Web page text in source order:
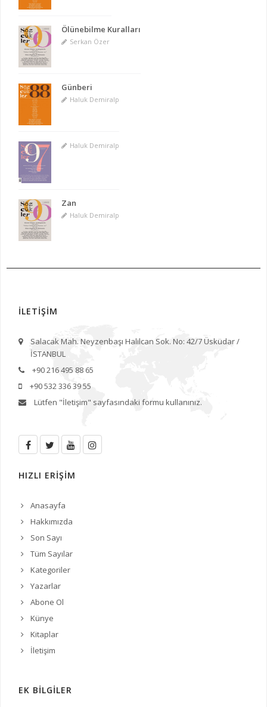
Ölünebilme Kuralları
Serkan Özer
Günberi
Haluk Demiralp
Haluk Demiralp
Zan
Haluk Demiralp
İLETİŞİM
Salacak Mah. Neyzenbaşı Halilcan Sok. No: 42/7 Üsküdar /
İSTANBUL
+90 216 495 88 65
+90 532 336 39 55
Lütfen "İletişim" sayfasındaki formu kullanınız.
HIZLI ERİŞİM
Anasayfa
Hakkımızda
Son Sayı
Tüm Sayılar
Kategoriler
Yazarlar
Abone Ol
Künye
Kitaplar
İletişim
EK BİLGİLER